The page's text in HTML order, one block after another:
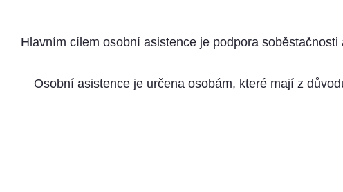
Hlavním cílem osobní asistence je podpora
Osobní asistence je určena osobám, které mají z